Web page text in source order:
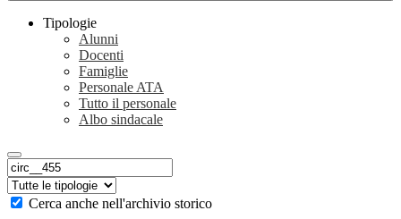
Tipologie
Alunni
Docenti
Famiglie
Personale ATA
Tutto il personale
Albo sindacale
Cerca anche nell'archivio storico